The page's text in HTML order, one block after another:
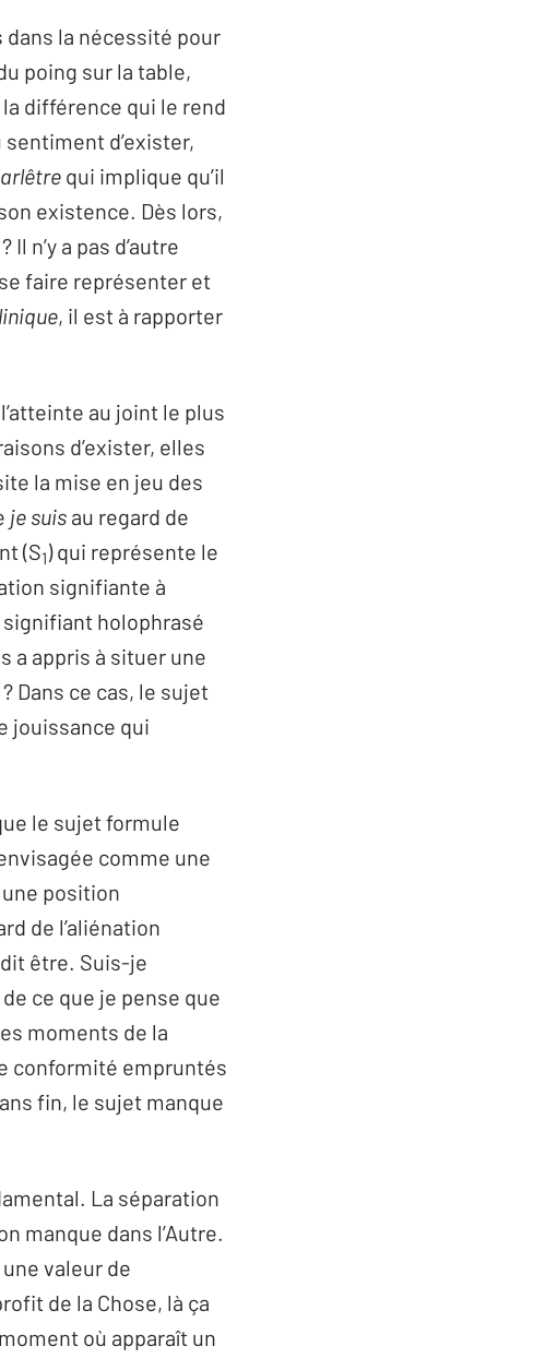
dans la nécessité pour
poing sur la table,
différence qui le rend
d’exister,
qui implique qu’il
existence. Dès lors,
n’y a pas d’autre
faire représenter et
, il est à rapporter
au joint le plus
d’exister, elles
la mise en jeu des
je suis au regard de
(S1) qui représente le
signifiante à
signifiant holophrasé
a appris à situer une
? Dans ce cas, le sujet
jouissance qui
le sujet formule
comme une
position
de l’aliénation
être. Suis-je
ce que je pense que
moments de la
conformité empruntés
fin, le sujet manque
La séparation
manque dans l’Autre.
valeur de
de la Chose, là ça
où apparaît un